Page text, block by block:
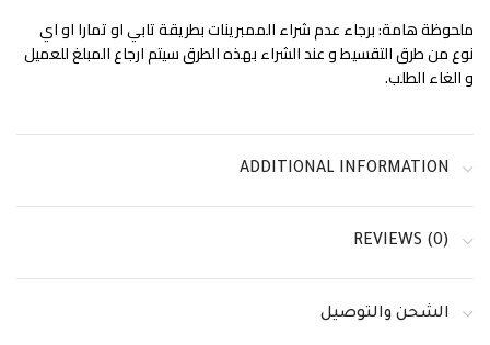
ملحوظة هامة: برجاء عدم شراء الممبرينات بطريقة تابي او تمارا او اي
نوع من طرق التقسيط و عند الشراء بهذه الطرق سيتم ارجاع المبلغ للعميل
و الغاء الطلب.
ADDITIONAL INFORMATION
REVIEWS (0)
الشحن والتوصيل